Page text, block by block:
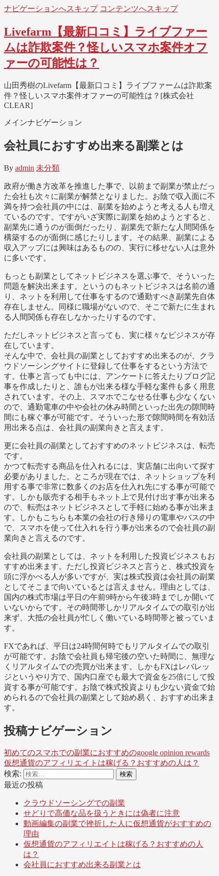
ナビゲーションへスキップ コンテンツへスキップ
Livefarm【最新口コミ】ライブファー
ムは詐欺案件？怪しいスマホ案件オフ
ァーの可能性は？
山田秀樹のLivefarm【最新口コミ】ライブファームは詐欺案
件？怪しいスマホ案件オファーの可能性は？[株式会社
CLEAR]
メインナビゲーション
会社員におすすめ出来る副業とは
By admin 未分類
政府が働き方改革を推進した事で、以前まで副業が禁止だっ
た会社も次々に副業が解禁となりました。お陰で収入面に不
満を持つ会社員の中には、副業を始めようと考える人も増え
ているのです。ですがいざ実際に副業を始めようとすると、
副業先に通うのが面倒だったり、副業先で新たな人間関係を
構築するのが面倒に感じたりします。その結果、副業による
収入アップには興味はあるものの、実行に移せない人は意外
に多いです。
もっとも副業としてネットビジネスを選ぶ事で、そういった
問題を解決出来ます。というのもネットビジネスは名前の通
り、ネットを利用して仕事をするので通勤すべき副業先自体
存在しません。同様に職場がないので、そこで新たに生まれ
る人間関係も存在しなかったりするのです。
ただしネットビジネスと言っても、実に様々なビジネスが存
在しています。
そんな中で、会社員の副業としておすすめ出来るのが、クラ
ウドソーシングサイトに登録して仕事をするという方法で
す。仕事と言っても中には、アンケートに答えたりブログ記
事を作成したりと、誰もが出来る様な手軽な案件も多く用意
されています。その上、スマホでこなせる仕事も少なくない
ので、通勤電車の中や会社の休み時間といった出先の隙間時
間にも稼ぐ事が可能です。そういった形で隙間時間を有効活
用出来る点は、会社員の副業向きと言えます。
更に会社員の副業としておすすめのネットビジネスは、転売
です。
かつて転売する商品を仕入れるには、実店舗に出向いて探す
必要がありました。ところが現在では、ネットショップを利
用する事で非常に数多くのお店を仕入れ先にする事が可能で
す。しかも販売する相手もネット上で見付け出す事が出来る
ので、転売はネットビジネスとして手軽に始める事が出来ま
す。しかもこちらも本業の会社の行き帰りの電車やバスの中
で、スマホを使って仕入れを行う事が出来るので会社員の副
業向きと言えるのです。
会社員の副業としては、ネットを利用した投資ビジネスもお
すすめ出来ます。ただし投資ビジネスと言うと、株式投資を
頭に浮かべる人が多いですが、実は株式投資は会社員の副業
としてそこまで向いているとは言えません。理由としては、
国内の株式市場は平日の午前9時から午後3時までしか開いて
いないからです。その時間帯しかリアルタイムでの取引が出
来ず、大抵の会社員が忙しく働いている時間帯と被っていま
す。
FXであれば、平日は24時間何時でもリアルタイムでの取引
が可能です。お陰で会社員も帰宅後の空いた時間に、無理な
くリアルタイムでの売買が出来ます。しかもFXはレバレッ
ジというやり方で、国内口座でも最大で資金を25倍にして投
資する事が可能です。お陰で株式投資よりも少ない資金で始
められるので会社員の副業として始め易く、おすすめ出来ま
す。
投稿ナビゲーション
初めてのスマホでの副業におすすめのgoogle opinion rewards
仮想通貨のアフィリエイトは稼げる？おすすめの人は？
検索:
最近の投稿
クラウドソーシングでの副業
せどりで高価な品を扱うときには偽者に注意
動画編集の副業で挫折した人に仮想通貨がおすすめの
理由
仮想通貨のアフィリエイトは稼げる？おすすめの人
は？
会社員におすすめ出来る副業とは